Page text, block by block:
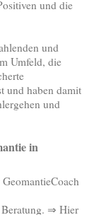
und die
und
Umfeld, die
und haben damit
und
in
Beratung. ⇒ Hier